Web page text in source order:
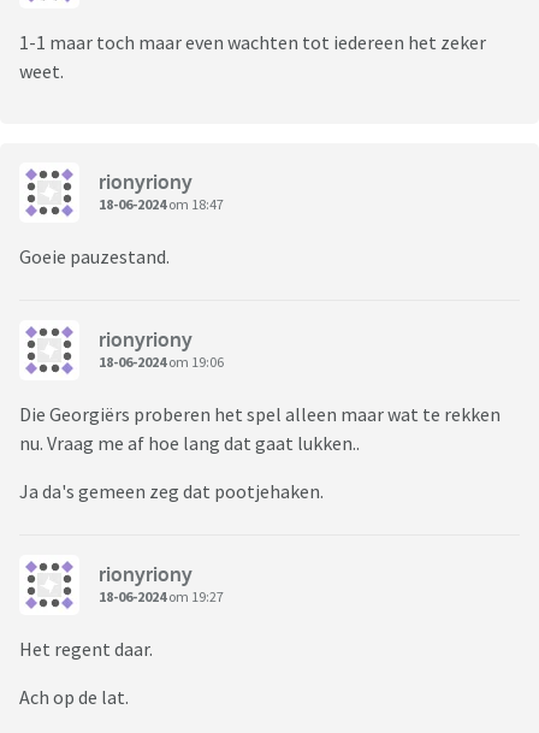
1-1 maar toch maar even wachten tot iedereen het zeker
weet.
rionyriony
18-06-2024om 18:47
Goeie pauzestand.
rionyriony
18-06-2024om 19:06
Die Georgiërs proberen het spel alleen maar wat te rekken
nu. Vraag me af hoe lang dat gaat lukken..
Ja da's gemeen zeg dat pootjehaken.
rionyriony
18-06-2024om 19:27
Het regent daar.
Ach op de lat.